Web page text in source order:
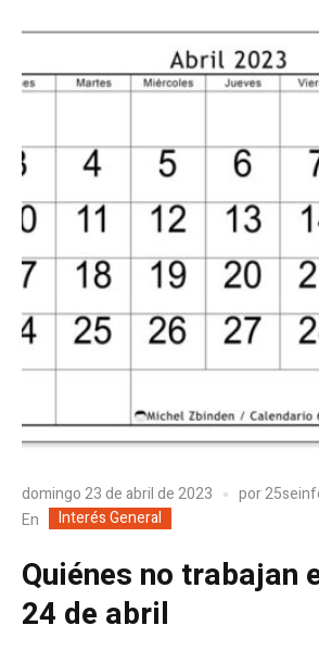
domingo 23 de abril de 2023 por
En
Interés General
Quiénes no trabajan
24 de abril